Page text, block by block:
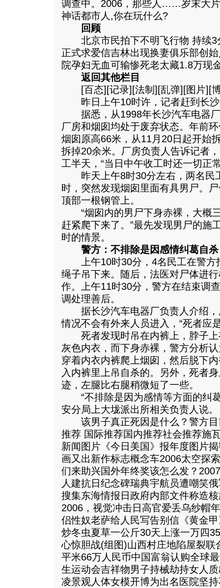
调查中。2006，那些人……岁末大
神话都市人,你在玩什么?
回顾
北京市民拍下不明飞行物 持续3
正式求爱信吉林出现换妻俱乐部创
院孕妇无血可输惨死老太藏1.8万现
返回其他栏目
[百态][记录][法制][乱弹][图片][博
昨日上午10时许，记者赶到长沙
据悉，从1998年长沙汽车电器厂
厂房和烟囱均处于废弃状态。年前
烟囱原高66米，从11月20日起开始
拆掉20余米。厂房负责人告诉记者
工半天，“当日中午收工时还一切正
昨天上午8时30分左右，两名民
时，突然发现烟囱里面有具男尸。
顶部一根钢管上。
“烟囱内的男尸下身赤裸，大概
赶紧爬下来了。”最先发现男尸的施
时的情景。
警方：不排除是因感情纠葛自杀
上午10时30分，4名民工在警方
绳子吊下来。随后，法医对尸体进
作。上午11时30分，警方在结束调
调处理善后。
据长沙汽车电器厂负责人介绍，
情况不会有外来人员进入，“死者应
死者发现时吊在内裤上，脖子上
灰色内衣，而下身赤裸，警方分析
穿着内衣内裤爬上烟囱，然后脱下
入内裤里上吊自杀的。另外，死者
迹，左腿比右腿稍微短了一些。
“不排除是因为感情等方面的纠
安分局上大垅派出所相关负责人说。
该男子真正死因是什么？警方目
推荐 国际推荐国内推荐社会推荐施
新闻图片《今日美国》报年度图片
画又出新作标志概念车2006太空探
们来助兴国外年终奖该怎么发？
人建抗日纪念碑瑞典宇航员遭嘲笑
搜集东海情报日政府内部文件称造
2006，视觉冲击日高官爱丢乌纱帽
侣性奴老萨给人民写告别信《黄金
炒冬虫夏草一公斤30天上涨一万四
心惊胆战(组图)山西村庄地陷屋裂
平米66万人民币中国富翁认购全球
生运动会吉祥物男子持械劫持女人
凌景观人体女模开博为出名医院坚